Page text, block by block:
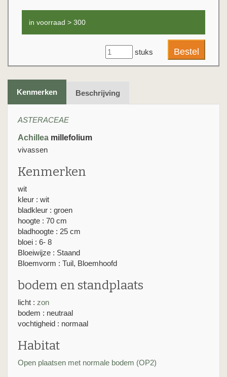
in voorraad > 300
stuks
Kenmerken Beschrijving
ASTERACEAE
Achillea millefolium
vivassen
Kenmerken
wit
kleur : wit
bladkleur : groen
hoogte : 70 cm
bladhoogte : 25 cm
bloei : 6- 8
Bloeiwijze : Staand
Bloemvorm : Tuil, Bloemhoofd
bodem en standplaats
licht : zon
bodem : neutraal
vochtigheid : normaal
Habitat
Open plaatsen met normale bodem (OP2)